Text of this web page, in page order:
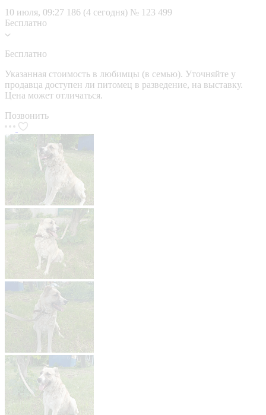
10 июля, 09:27 186 (4 сегодня) № 123 499
Бесплатно
Бесплатно
Указанная стоимость в любимцы (в семью). Уточняйте у
продавца доступен ли питомец в разведение, на выставку.
Цена может отличаться.
Позвонить